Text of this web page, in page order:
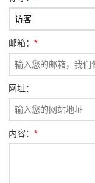
邮箱： *
网址：
内容： *